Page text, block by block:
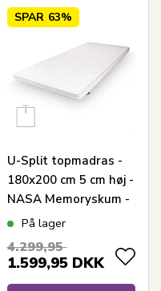
SPAR 63%
U-Split topmadras -
180x200 cm 5 cm høj -
NASA Memoryskum -
Ergonomisk
Living
På lager
4.299,95
1.599,95 DKK